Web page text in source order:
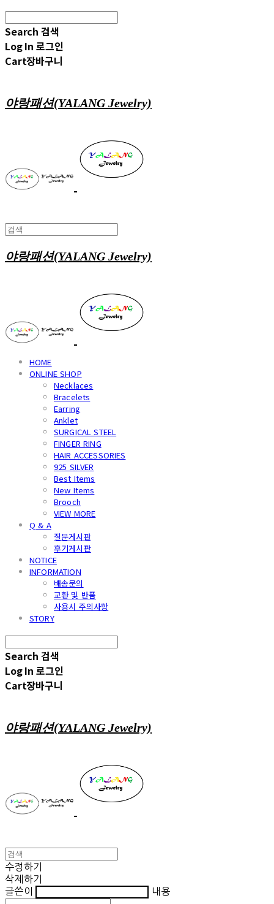
Search 검색
Log In 로그인
Cart장바구니
야랑패션(YALANG Jewelry)
야랑패션(YALANG Jewelry)
HOME
ONLINE SHOP
Necklaces
Bracelets
Earring
Anklet
SURGICAL STEEL
FINGER RING
HAIR ACCESSORIES
925 SILVER
Best Items
New Items
Brooch
VIEW MORE
Q & A
질문게시판
후기게시판
NOTICE
INFORMATION
배송문의
교환 및 반품
사용시 주의사항
STORY
Search 검색
Log In 로그인
Cart장바구니
야랑패션(YALANG Jewelry)
수정하기
삭제하기
글쓴이
내용